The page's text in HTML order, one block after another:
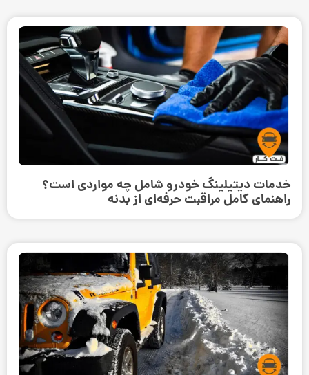
خدمات دیتیلینگ خودرو شامل چه مواردی است؟
راهنمای کامل مراقبت حرفه‌ای از بدنه